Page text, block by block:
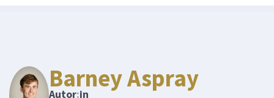
Barney Aspray
Autor:in